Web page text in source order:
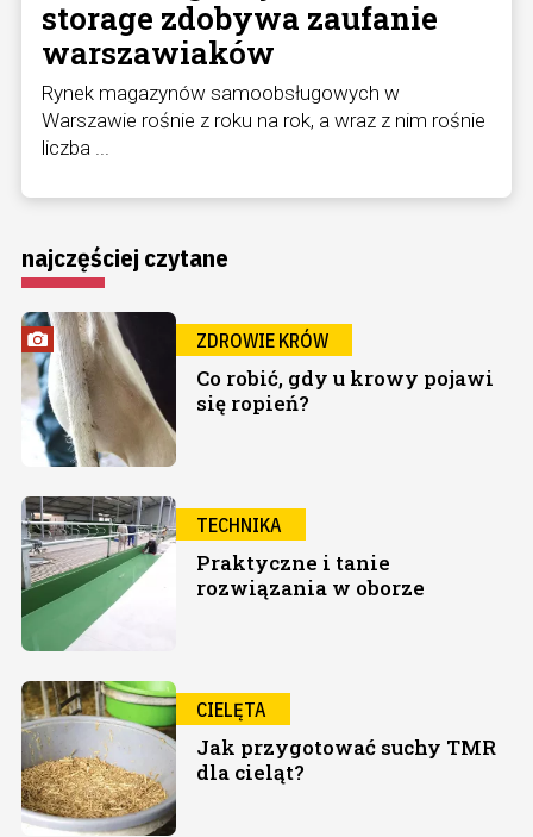
storage zdobywa zaufanie
warszawiaków
Rynek magazynów samoobsługowych w
Warszawie rośnie z roku na rok, a wraz z nim rośnie
liczba ...
najczęściej czytane
ZDROWIE KRÓW
Co robić, gdy u krowy pojawi
się ropień?
TECHNIKA
Praktyczne i tanie
rozwiązania w oborze
CIELĘTA
Jak przygotować suchy TMR
dla cieląt?